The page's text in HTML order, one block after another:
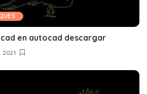
en autocad descargar
2021